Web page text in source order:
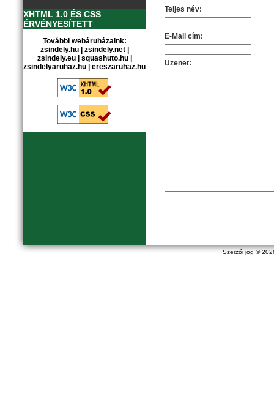
Szerzői jog ©
XHTML 1.0 ÉS CSS
ÉRVÉNYESÍTETT
További webáruházaink:
zsindely.hu| zsindely.net|
zsindely.eu| squashuto.hu|
zsindelyaruhaz.hu
ereszaruhaz.hu
Teljes név:
E-Mail cím:
Üzenet: